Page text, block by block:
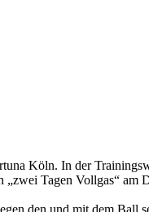
Köln. In der
Tagen Vollgas“ am
den und mit dem Ball